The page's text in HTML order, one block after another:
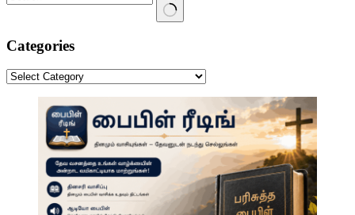
results
Categories
Categories